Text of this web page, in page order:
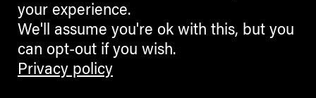
your experience.
We'll assume you're ok with this, but you
can opt-out if you wish.
Privacy policy